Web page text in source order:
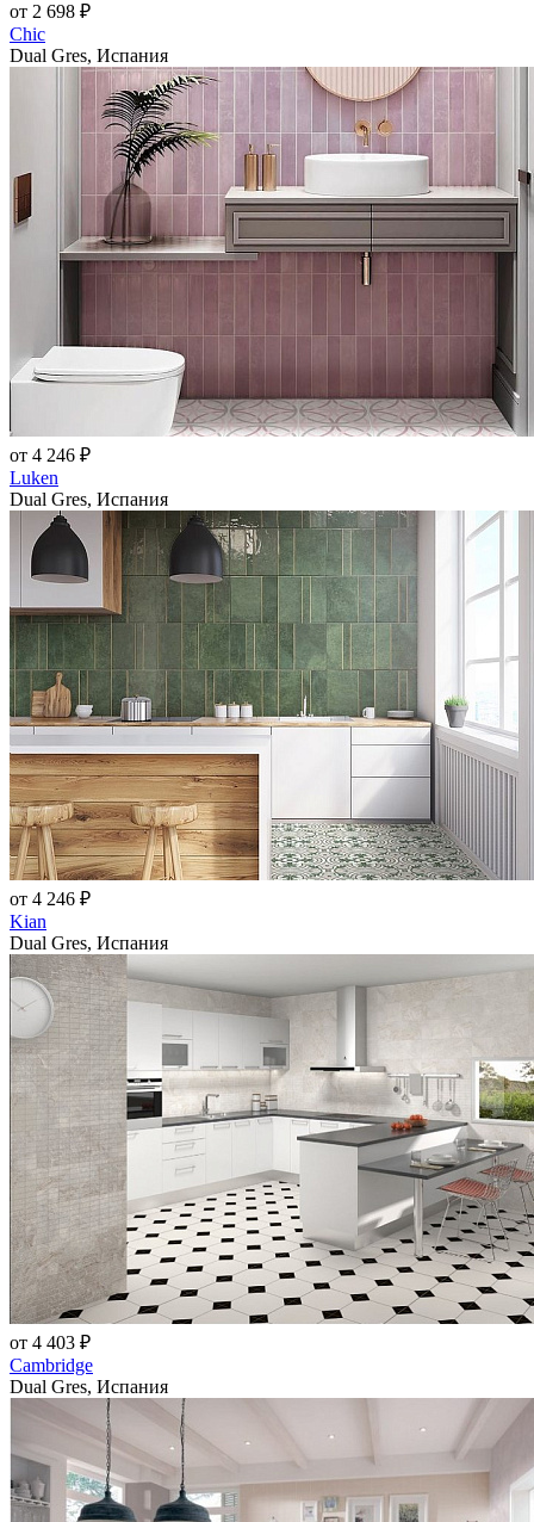
от 2 698 ₽
Chic
Dual Gres, Испания
от 4 246 ₽
Luken
Dual Gres, Испания
от 4 246 ₽
Kian
Dual Gres, Испания
от 4 403 ₽
Cambridge
Dual Gres, Испания